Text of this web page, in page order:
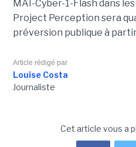
MAI-Cyber-1-Flash dans
Project Perception sera
préversion publique à
Article rédigé par
Louise Costa
Journaliste
Cet article vous a